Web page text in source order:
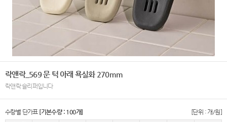
락앤락_569 문 턱 아래 욕실화 270mm
락앤락 슬리퍼입니다
수량별 단가표 [기본수량 : 100개] [단위 : 개/원]